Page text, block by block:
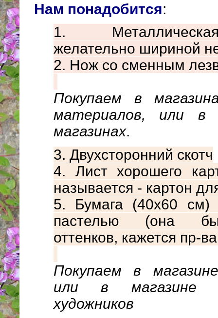
Нам понадобится:
1.
желательно шириной
2. Нож со сменным
Покупаем в
материалов, или в
магазинах.
3. Двухсторонний скотч
4. Лист хорошего
называется - картон
5. Бумага (40х60 см)
пастелью (она
оттенков, кажется пр-
Покупаем в
или в магазине
художников